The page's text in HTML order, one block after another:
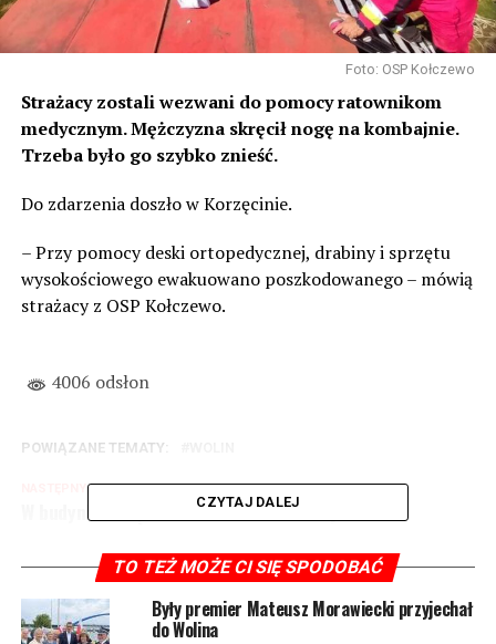
Foto: OSP Kołczewo
Strażacy zostali wezwani do pomocy ratownikom
medycznym. Mężczyzna skręcił nogę na kombajnie.
Trzeba było go szybko znieść.
Do zdarzenia doszło w Korzęcinie.
– Przy pomocy deski ortopedycznej, drabiny i sprzętu
wysokościowego ewakuowano poszkodowanego – mówią
strażacy z OSP Kołczewo.
4006 odsłon
POWIĄZANE TEMATY:
W budynku urzędu zamontowano defibrylator
Stracił panowanie nad kierownicą i zderzył się z innym
samochodem
CZYTAJ DALEJ
TO TEŻ MOŻE CI SIĘ SPODOBAĆ
Były premier Mateusz Morawiecki przyjechał
do Wolina